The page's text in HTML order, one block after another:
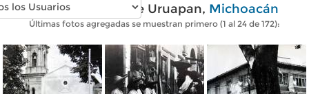
Fotos antiguas de Uruapan, Michoacán
Últimas fotos agregadas se muestran primero (1 al 24 de 172):